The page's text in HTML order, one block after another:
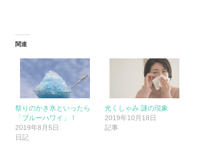
関連
祭りのかき氷といったら
「ブルーハワイ」！
2019年8月5日
日記
光くしゃみ 謎の現象
2019年10月18日
記事